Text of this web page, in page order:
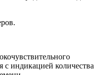
с индикацией количества